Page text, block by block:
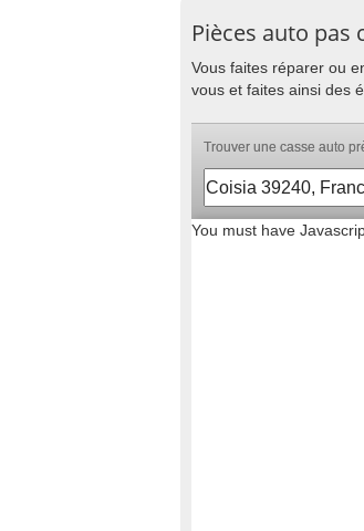
Pièces auto pas
Vous faites réparer ou
vous et faites ainsi des